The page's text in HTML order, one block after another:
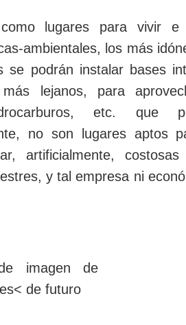
lugares para vivir
ambientales, los más
se podrán instalar bases
lejanos, para
etc. que
no son lugares aptos
artificialmente,
y tal empresa ni